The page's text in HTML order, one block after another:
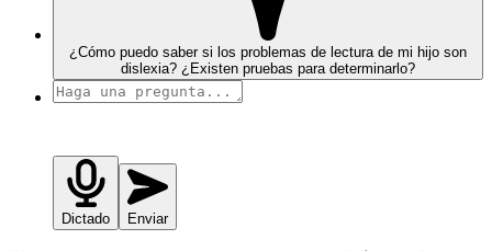
¿Cómo puedo saber si los problemas de lectura de mi hijo son
dislexia? ¿Existen pruebas para determinarlo?
Dictado Enviar